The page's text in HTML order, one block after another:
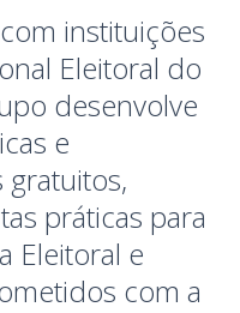
instituições
Eleitoral do
desenvolve
e
gratuitos,
práticas para
Eleitoral e
com a